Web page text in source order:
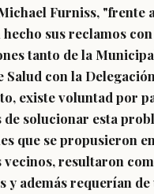
Furniss, "frente
sus reclamos
tanto de la
Salud con la
existe voluntad por
de solucionar esta
que se propusieron
vecinos, resultaron
y además requerían